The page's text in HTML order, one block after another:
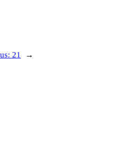
← 21. גב' איילת שמולביץ'